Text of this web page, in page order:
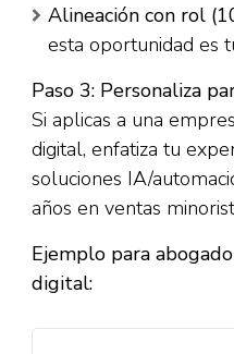
Alineación con rol
esta oportunidad es
Paso 3: Personaliza
Si aplicas a una
digital, enfatiza tu
soluciones IA/
años en ventas
Ejemplo para
digital: